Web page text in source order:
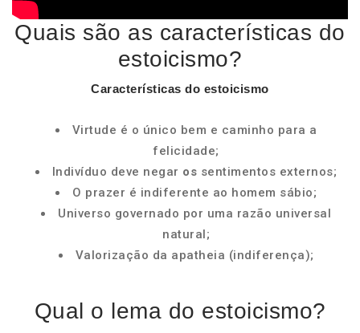
Quais são as características do
estoicismo?
Características do estoicismo
Virtude é o único bem e caminho para a
felicidade;
Indivíduo deve negar os sentimentos externos;
O prazer é indiferente ao homem sábio;
Universo governado por uma razão universal
natural;
Valorização da apatheia (indiferença);
Qual o lema do estoicismo?